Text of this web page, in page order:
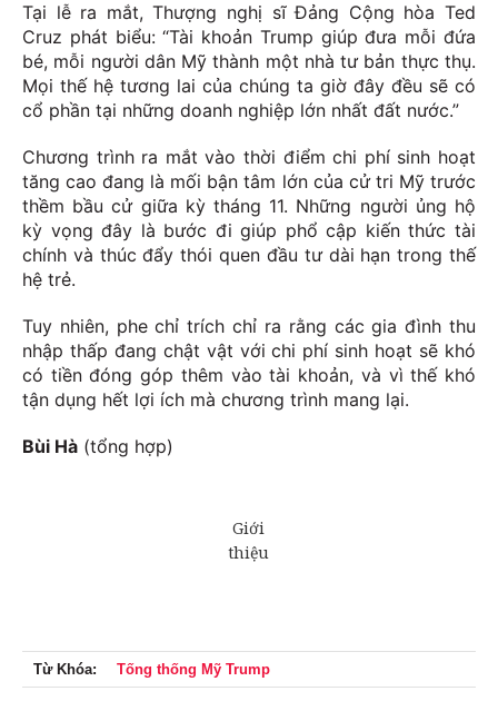
Tại lễ ra mắt, Thượng nghị sĩ Đảng Cộng hòa Ted
Cruz phát biểu: “Tài khoản Trump giúp đưa mỗi đứa
bé, mỗi người dân Mỹ thành một nhà tư bản thực thụ.
Mọi thế hệ tương lai của chúng ta giờ đây đều sẽ có
cổ phần tại những doanh nghiệp lớn nhất đất nước.”
Chương trình ra mắt vào thời điểm chi phí sinh hoạt
tăng cao đang là mối bận tâm lớn của cử tri Mỹ trước
thềm bầu cử giữa kỳ tháng 11. Những người ủng hộ
kỳ vọng đây là bước đi giúp phổ cập kiến thức tài
chính và thúc đẩy thói quen đầu tư dài hạn trong thế
hệ trẻ.
Tuy nhiên, phe chỉ trích chỉ ra rằng các gia đình thu
nhập thấp đang chật vật với chi phí sinh hoạt sẽ khó
có tiền đóng góp thêm vào tài khoản, và vì thế khó
tận dụng hết lợi ích mà chương trình mang lại.
Bùi Hà (tổng hợp)
Từ Khóa: Tống thống Mỹ Trump